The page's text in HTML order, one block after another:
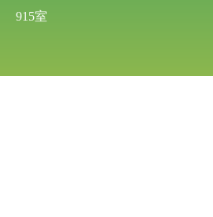
915室